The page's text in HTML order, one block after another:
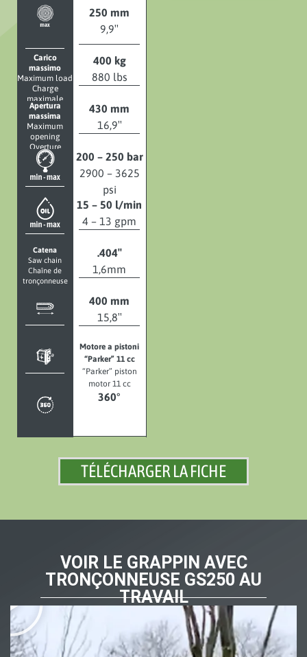
Carico
massimo
Maximum load
Charge
maximale
Apertura
massima
Maximum
opening
Overture
maximale
Catena
Saw chain
Chaîne de
tronçonneuse
250 mm
9,9″
400 kg
880 lbs
430 mm
16,9″
200 – 250 bar
2900 – 3625
psi
15 – 50 l/min
4 – 13 gpm
.404″
1,6mm
400 mm
15,8″
Motore a pistoni
“Parker” 11 cc
“Parker” piston
motor 11 cc
360°
TÉLÉCHARGER LA FICHE
VOIR LE GRAPPIN AVEC
TRONÇONNEUSE GS250 AU
TRAVAIL